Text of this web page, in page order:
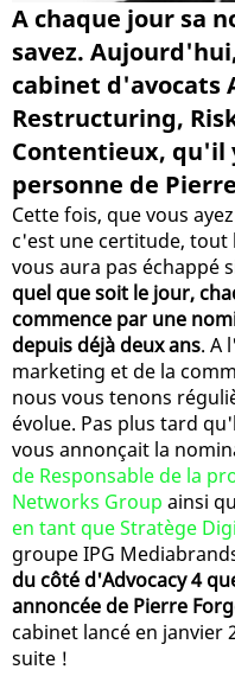
A chaque jour sa
savez.
cabinet d'avocats
Restructuring,
Contentieux, qu'il
personne de
Cette fois, que vous
c'est une certitude, tout
vous aura pas échappé
quel que soit le jour,
commence par une
depuis déjà deux ans. A
marketing et de la
nous vous tenons
évolue. Pas plus tard
vous annonçait la
de Responsable de la
Networks Group ainsi
en tant que Stratège
groupe IPG
du côté d'Advocacy 4
annoncée de Pierre
cabinet lancé en janvier
suite !